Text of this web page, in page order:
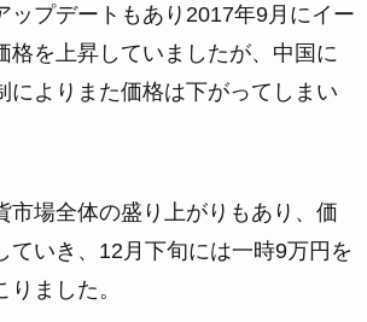
ップデートもあり2017年9月にイー
格を上昇していましたが、中国に
によりまた価格は下がってしまい
市場全体の盛り上がりもあり、価
ていき、12月下旬には一時9万円を
ました。